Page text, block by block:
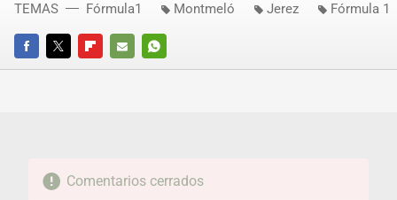
FACEBOOKTWITTERFLIPBOARD
E-
WHATSAPP
TEMAS Fórmula1 Montmeló Jerez Fórmula 1
Comentarios cerrados